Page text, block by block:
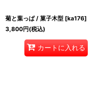
菊と葉っぱ / 菓子木型 [ka176]
3,800円(税込)
カートに入れる